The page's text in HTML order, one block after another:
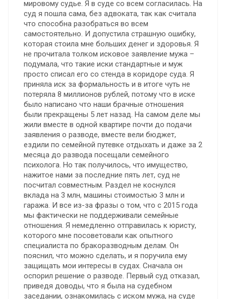
мировому судье. Я в суде со всем согласилась. На
суд я пошла сама, без адвоката, так как считала
что способна разобраться во всем
самостоятельно. И допустила страшную ошибку,
которая стоила мне больших денег и здоровья. Я
не прочитала толком исковое заявление мужа –
подумала, что такие иски стандартные и муж
просто списал его со стенда в коридоре суда. Я
приняла иск за формальность и в итоге чуть не
потеряла 8 миллионов рублей, потому что в иске
было написано что наши брачные отношения
были прекращены 5 лет назад. На самом деле мы
жили вместе в одной квартире почти до подачи
заявления о разводе, вместе вели бюджет,
ездили по семейной путевке отдыхать и даже за 2
месяца до развода посещали семейного
психолога. Но так получилось, что имущество,
нажитое нами за последние пять лет, суд не
посчитал совместным. Раздел не коснулся
вклада на 3 млн, машины стоимостью 3 млн и
гаража. И все из-за фразы о том, что с 2015 года
мы фактически не поддерживали семейные
отношения. Я немедленно отправилась к юристу,
которого мне посоветовали как опытного
специалиста по бракоразводным делам. Он
пояснил, что можно сделать, и я поручила ему
защищать мои интересы в судах. Сначала он
оспорил решение о разводе. Первый суд отказал,
приведя доводы, что я была на судебном
заседании, ознакомилась с иском мужа, на суде